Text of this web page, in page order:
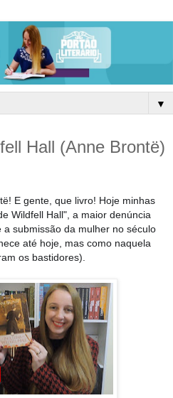
▼
Hall (Anne Brontë)
E gente, que livro! Hoje minhas
Wildfell Hall", a maior denúncia
submissão da mulher no século
até hoje, mas como naquela
os bastidores).